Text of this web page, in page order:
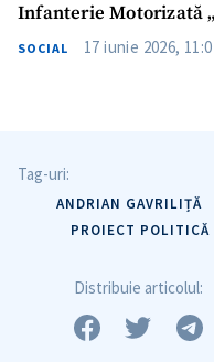
Infanterie Motorizată
SOCIAL 17 iunie 2026,
Tag-uri:
ANDRIAN GAVRILIȚĂ
PROIECT POLITICĂ
Distribuie articolul: